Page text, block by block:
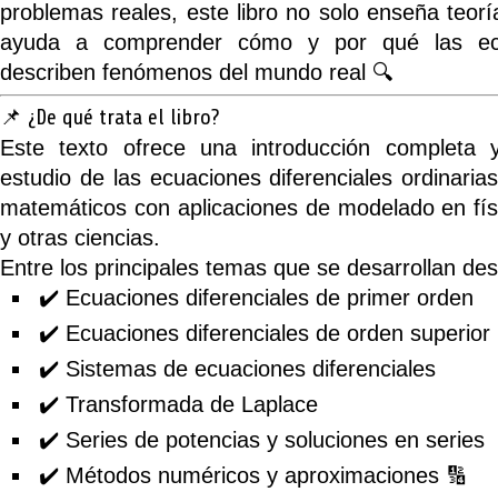
problemas reales, este libro no solo enseña
ayuda a comprender cómo y por qué las
describen fenómenos del mundo real 🔍
📌 ¿De qué trata el libro?
Este texto ofrece una introducción completa
estudio de las ecuaciones diferenciales ordinarias
matemáticos con aplicaciones de modeladoen
y otras ciencias.
Entre los principales temas que se desarrollan
✔️ Ecuaciones diferenciales de primer orden
✔️ Ecuaciones diferenciales de orden superior
✔️ Sistemas de ecuaciones diferenciales
✔️ Transformada de Laplace
✔️ Series de potencias y soluciones en series
✔️ Métodos numéricos y aproximaciones 🔢